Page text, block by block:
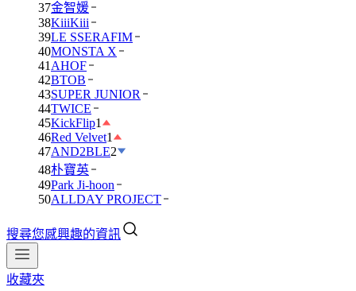
37金智媛
38KiiiKiii
39LE SSERAFIM
40MONSTA X
41 AHOF
42BTOB
43SUPER JUNIOR
44TWICE
45KickFlip1
46Red Velvet1
47AND2BLE2
48朴寶英
49Park Ji-hoon
50ALLDAY PROJECT
搜尋您感興趣的資訊
收藏夾